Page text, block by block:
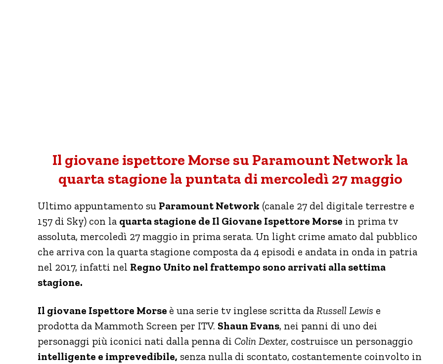
Il giovane ispettore Morse su Paramount Network la
quarta stagione la puntata di mercoledì 27 maggio
Ultimo appuntamento su Paramount Network (canale 27 del digitale terrestre e
157 di Sky) con la quarta stagione de Il Giovane Ispettore Morse in prima tv
assoluta, mercoledì 27 maggio in prima serata. Un light crime amato dal pubblico
che arriva con la quarta stagione composta da 4 episodi e andata in onda in patria
nel 2017, infatti nel Regno Unito nel frattempo sono arrivati alla settima
stagione.
Il giovane Ispettore Morse è una serie tv inglese scritta da Russell Lewis e
prodotta da Mammoth Screen per ITV. Shaun Evans, nei panni di uno dei
personaggi più iconici nati dalla penna di Colin Dexter, costruisce un personaggio
intelligente e imprevedibile, senza nulla di scontato, costantemente coinvolto in